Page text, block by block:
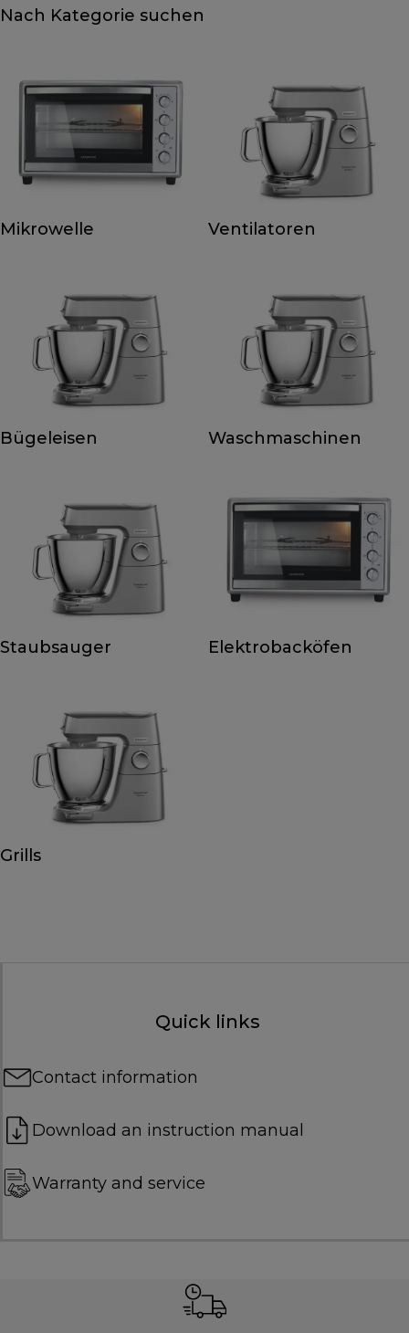
Nach Kategorie suchen
Mikrowelle Ventilatoren
Bügeleisen Waschmaschinen
Staubsauger Elektrobacköfen
Grills
Quick links
Contact information
Download an instruction manual
Warranty and service